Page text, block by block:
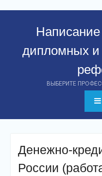
дипломных и
ВЫБЕРИТЕ
Денежно-
России